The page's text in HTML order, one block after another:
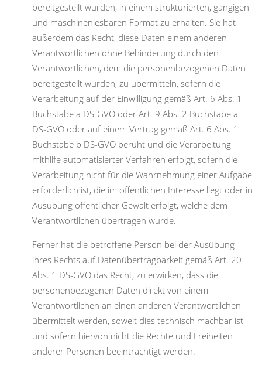
bereitgestellt wurden, in einem strukturierten, gängigen
und maschinenlesbaren Format zu erhalten. Sie hat
außerdem das Recht, diese Daten einem anderen
Verantwortlichen ohne Behinderung durch den
Verantwortlichen, dem die personenbezogenen Daten
bereitgestellt wurden, zu übermitteln, sofern die
Verarbeitung auf der Einwilligung gemäß Art. 6 Abs. 1
Buchstabe a DS-GVO oder Art. 9 Abs. 2 Buchstabe a
DS-GVO oder auf einem Vertrag gemäß Art. 6 Abs. 1
Buchstabe b DS-GVO beruht und die Verarbeitung
mithilfe automatisierter Verfahren erfolgt, sofern die
Verarbeitung nicht für die Wahrnehmung einer Aufgabe
erforderlich ist, die im öffentlichen Interesse liegt oder in
Ausübung öffentlicher Gewalt erfolgt, welche dem
Verantwortlichen übertragen wurde.
Ferner hat die betroffene Person bei der Ausübung
ihres Rechts auf Datenübertragbarkeit gemäß Art. 20
Abs. 1 DS-GVO das Recht, zu erwirken, dass die
personenbezogenen Daten direkt von einem
Verantwortlichen an einen anderen Verantwortlichen
übermittelt werden, soweit dies technisch machbar ist
und sofern hiervon nicht die Rechte und Freiheiten
anderer Personen beeinträchtigt werden.